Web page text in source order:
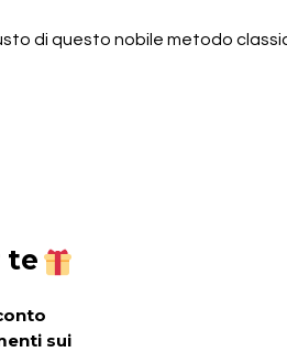
di questo nobile metodo
te
sui